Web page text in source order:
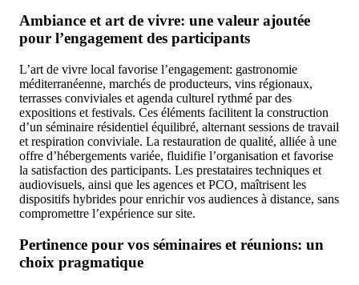
Ambiance et art de vivre: une valeur ajoutée
pour l’engagement des participants
L’art de vivre local favorise l’engagement: gastronomie
méditerranéenne, marchés de producteurs, vins régionaux,
terrasses conviviales et agenda culturel rythmé par des
expositions et festivals. Ces éléments facilitent la construction
d’un séminaire résidentiel équilibré, alternant sessions de travail
et respiration conviviale. La restauration de qualité, alliée à une
offre d’hébergements variée, fluidifie l’organisation et favorise
la satisfaction des participants. Les prestataires techniques et
audiovisuels, ainsi que les agences et PCO, maîtrisent les
dispositifs hybrides pour enrichir vos audiences à distance, sans
compromettre l’expérience sur site.
Pertinence pour vos séminaires et réunions: un
choix pragmatique